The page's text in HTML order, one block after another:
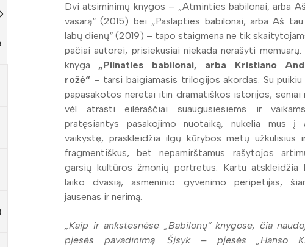
Dvi atsiminimų knygos – „Atminties babilonai, arba
vasarą“ (2015) bei „Paslapties babilonai, arba Aš
labų dienų“ (2019) – tapo staigmena ne tik
pačiai autorei, prisiekusiai niekada nerašyti memuarų.
knyga
„Pilnaties babilonai, arba Kristiano
rožė“ – tarsi baigiamasis trilogijos akordas. Su puikiu
papasakotos neretai itin dramatiškos istorijos, seniai
vėl atrasti eilėraščiai suaugusiesiems ir
pratęsiantys pasakojimo nuotaiką, nukelia mus į
vaikystę, praskleidžia ilgų kūrybos metų užkulisius
fragmentiškus, bet nepamirštamus rašytojos
garsių kultūros žmonių portretus. Kartu atskleidžia
laiko dvasią, asmeninio gyvenimo peripetijas,
jausenas ir nerimą.
„Kaip ir ankstesnėse „Babilonų“ knygose, čia
pjesės pavadinimą. Šįsyk – pjesės „Hanso